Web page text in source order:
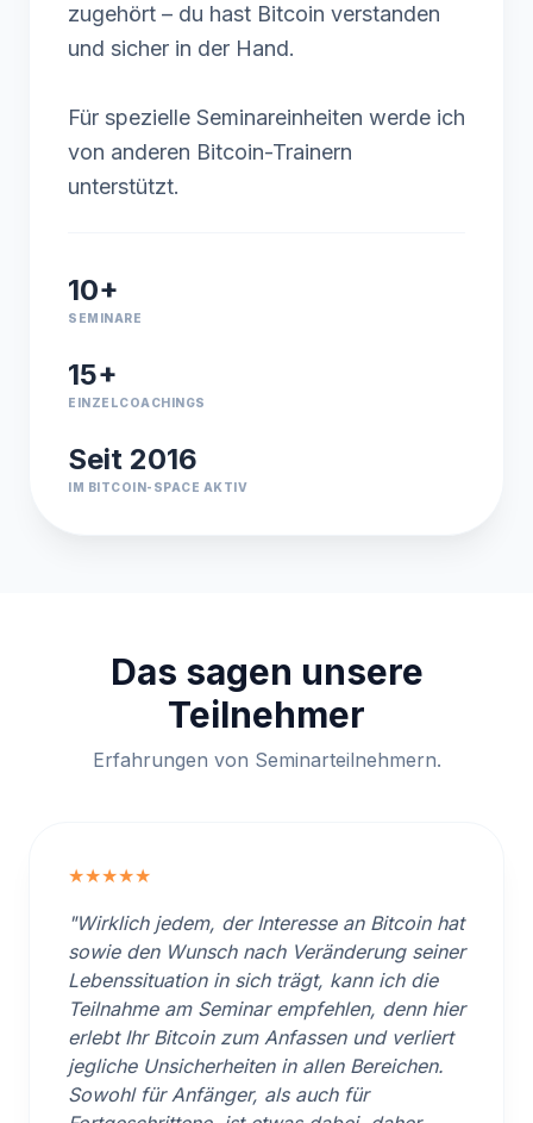
zugehört – du hast Bitcoin verstanden
und sicher in der Hand.
Für spezielle Seminareinheiten werde ich
von anderen Bitcoin-Trainern
unterstützt.
10+
SEMINARE
15+
EINZELCOACHINGS
Seit 2016
IM BITCOIN-SPACE AKTIV
Das sagen unsere
Teilnehmer
Erfahrungen von Seminarteilnehmern.
★★★★★
"Wirklich jedem, der Interesse an Bitcoin hat
sowie den Wunsch nach Veränderung seiner
Lebenssituation in sich trägt, kann ich die
Teilnahme am Seminar empfehlen, denn hier
erlebt Ihr Bitcoin zum Anfassen und verliert
jegliche Unsicherheiten in allen Bereichen.
Sowohl für Anfänger, als auch für